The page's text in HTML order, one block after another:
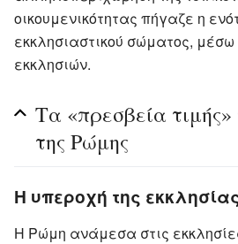
οικουμενικότητας πήγαζε η
εκκλησιαστικού σώματος, μέσω
εκκλησιών.
Τα «πρεσβεία τιμής»
της Ρώμης
Η υπεροχή της
Η Ρώμη ανάμεσα στις